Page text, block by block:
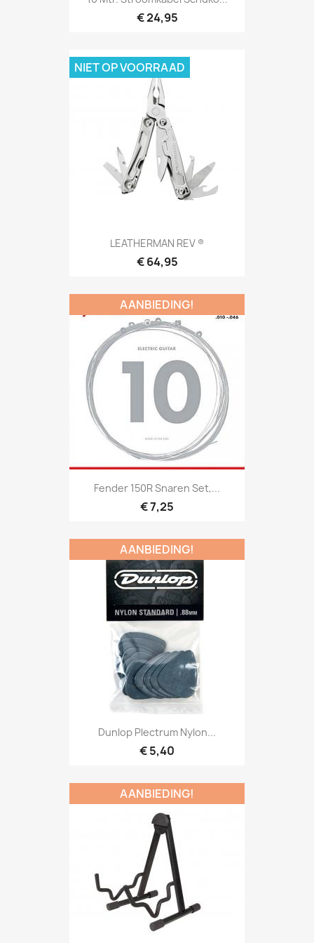
€ 24,95
Snel bekijken
LEATHERMAN REV ®
€ 64,95
NIET OP VOORRAAD
Snel bekijken
Fender 150R Snaren Set,...
€ 7,25
AANBIEDING!
Snel bekijken
Dunlop Plectrum Nylon...
€ 5,40
AANBIEDING!
AANBIEDING!